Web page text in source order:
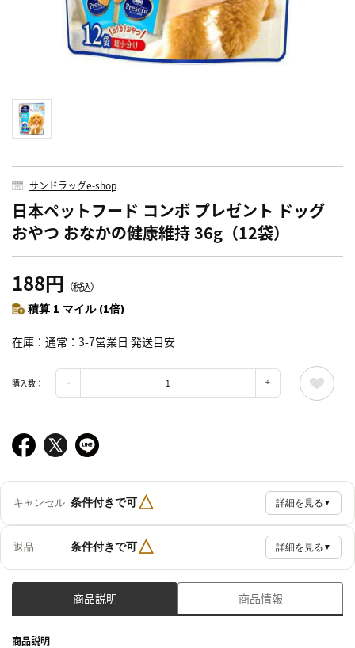
サンドラッグe-shop
日本ペットフード コンボ プレゼント ドッグ
おやつ おなかの健康維持 36g（12袋）
188円 （税込）
積算 1 マイル (1倍)
在庫 通常：3-7営業日 発送目安
購入数：
キャンセル 条件付きで可△ 詳細を見る ▼
返品 条件付きで可△ 詳細を見る ▼
商品説明 商品情報
商品説明